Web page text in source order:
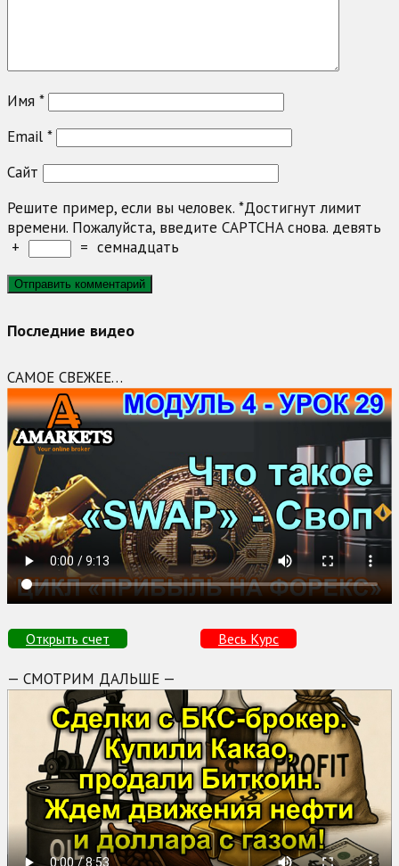
Имя *
Email *
Сайт
Решите пример, если вы человек. *Достигнут лимит
времени. Пожалуйста, введите CAPTCHA снова. девять
+
= семнадцать
Последние видео
САМОЕ СВЕЖЕЕ…
Открыть счет Весь Курс
— СМОТРИМ ДАЛЬШЕ —